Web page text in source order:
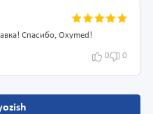
Спасибо, Oxymed!
0 0